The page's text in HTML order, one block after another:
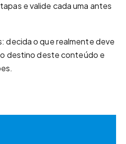
e valide cada uma antes
decida o que realmente deve
o destino deste conteúdo e